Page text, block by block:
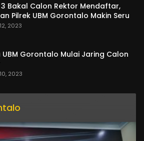
3 Bakal Calon Rektor Mendaftar,
Pilrek UBM Gorontalo Makin Seru
2023
UBM Gorontalo Mulai Jaring Calon
2023